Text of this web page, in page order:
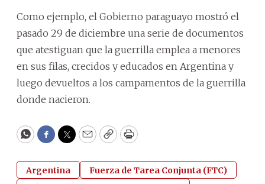
Como ejemplo, el Gobierno paraguayo mostró el
pasado 29 de diciembre una serie de documentos
que atestiguan que la guerrilla emplea a menores
en sus filas, crecidos y educados en Argentina y
luego devueltos a los campamentos de la guerrilla
donde nacieron.
WhatsApp
Facebook
Twitter
EmailCopyPrint
Argentina
Fuerza de Tarea Conjunta (FTC)